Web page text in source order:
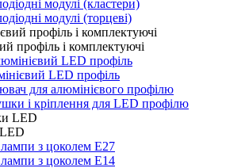
модулі (кластери)
модулі (торцеві)
профіль і комплектуючі
LED профіль
для алюмінієвого профілю
і кріплення для LED профілю
з цоколем E27
з цоколем E14